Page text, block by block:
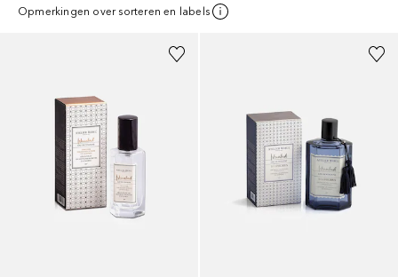
Opmerkingen over sorteren en labels
Gesponsord